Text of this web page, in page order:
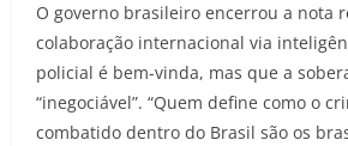
O governo brasileiro encerrou a nota
colaboração internacional via
policial é bem-vinda, mas que a
“inegociável”. “Quem define como o
combatido dentro do Brasil são os